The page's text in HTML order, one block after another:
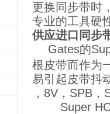
更换同步带时
专业的工具硬
供应进口同步
Gates的
根皮带而作为
易引起皮带抖
，8V，SPB
Super HC